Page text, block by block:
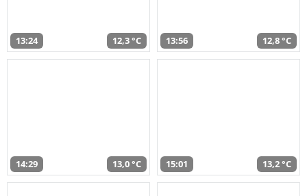
13:24 12,3 °C 13:56 12,8 °C
14:29 13,0 °C 15:01 13,2 °C